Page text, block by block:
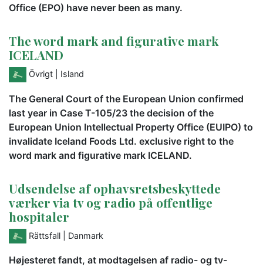
Office (EPO) have never been as many.
The word mark and figurative mark
ICELAND
Övrigt | Island
The General Court of the European Union confirmed
last year in Case T-105/23 the decision of the
European Union Intellectual Property Office (EUIPO) to
invalidate Iceland Foods Ltd. exclusive right to the
word mark and figurative mark ICELAND.
Udsendelse af ophavsretsbeskyttede
værker via tv og radio på offentlige
hospitaler
Rättsfall | Danmark
Højesteret fandt, at modtagelsen af radio- og tv-